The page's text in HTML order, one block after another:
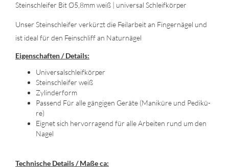
Stein­schlei­fer Bit Ø5,8mm weiß | uni­ver­sal Schleif­kör­per
Unser Stein­schlei­fer ver­kürzt die Feil­ar­beit an Fin­ger­nä­gel und
ist ideal für den Fein­schliff an Na­tur­nä­gel
Ei­gen­schaf­ten / De­tails:
Uni­ver­sal­schleif­kör­per
Stein­schlei­fer weiß
Zy­lin­der­form
Pas­send Für alle gän­gi­gen Ge­rä­te (Ma­ni­kü­re und Pe­di­kü­
re)
Eig­net sich her­vor­ra­gend für alle Ar­bei­ten rund um den
Nagel
Tech­ni­sche De­tails / Maße ca: